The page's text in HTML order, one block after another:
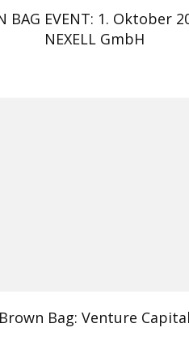
BAG EVENT: 1. Oktober
NEXELL GmbH
Brown Bag: Venture Capital